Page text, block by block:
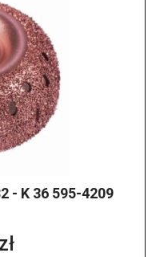
- K 36 595-4209